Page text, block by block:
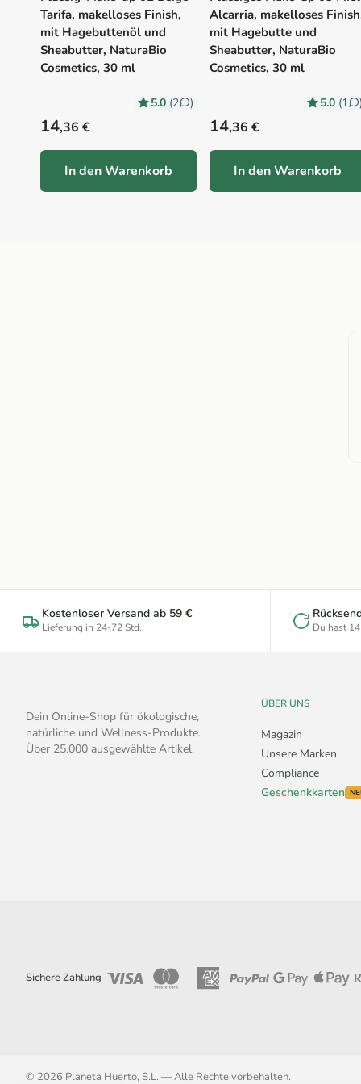
Tarifa, makelloses Finish,
mit Hagebuttenöl und
Sheabutter, NaturaBio
Cosmetics, 30 ml
5.0 (2 )
Precio habitual
14,36 €
In den Warenkorb
Alcarria, makelloses
mit Hagebutte und
Sheabutter, NaturaBio
Cosmetics, 30 ml
5.0 (1 )
Precio habitual
14,36 €
In den Warenkorb
Kostenloser Versand ab 59 €
Lieferung in 24-72 Std. Du hast
Dein Online-Shop für ökologische,
natürliche und Wellness-Produkte.
Über 25.000 ausgewählte Artikel.
ÜBER UNS
Magazin
Unsere Marken
Compliance
Geschenkkarten
Sichere Zahlung
© 2026 Planeta Huerto, S.L. — Alle Rechte vorbehalten.